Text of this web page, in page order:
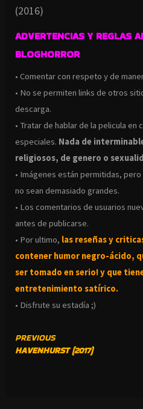
(2016)
ADVERTENCIAS Y REGLAS
BLOGHORROR
• Comentar con respeto y de
• No se permiten links de otros
descarga.
• Tratar de hablar de la pelicula en
especiales. Nada de
religiosos, de genero o
• Imágenes están permitidas,
no sean demasiado grandes.
• Los comentarios de usuarios
antes de publicarse.
• Por ultimo, las reseñas y
contener humor negro-ácido,
ser tomado en serio! y que
entretenimiento satírico.
• Disfrute su estadía ;)
CONTINUE
READING
PREVIOUS
HAVENHURST (2017)